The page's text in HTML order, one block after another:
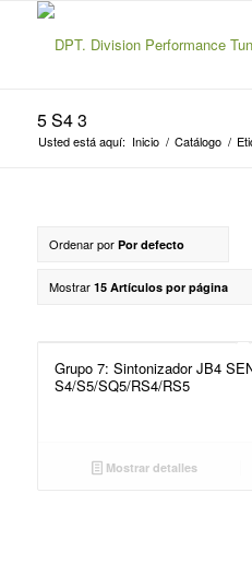
5 S4 3
Usted está aquí: Inicio / Catálogo /
Ordenar por Por defecto
Mostrar 15 Artículos por página
Grupo 7: Sintonizador JB4
S4/S5/SQ5/RS4/RS5
Mostrar detalles